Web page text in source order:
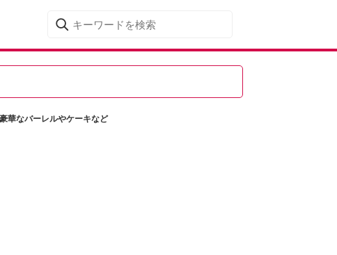
華なバーレルやケーキなど